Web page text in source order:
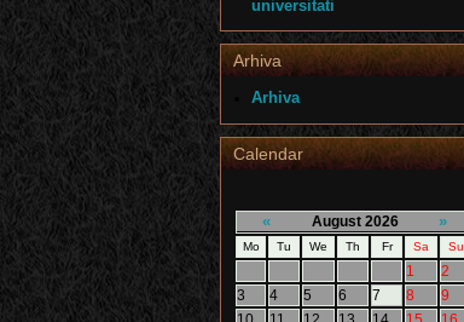
universitati
Arhiva
Arhiva
Calendar
« August 2026 »
Mo Tu We Th Fr Sa Su
1
2
3
4 5 6 7 8
9